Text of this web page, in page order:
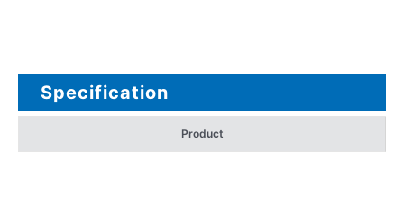
Specification
Product